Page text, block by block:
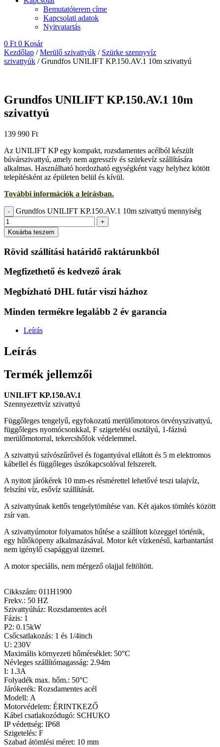
Bemutatóterem címe
Kapcsolati adatok
Nyitvatartás
0 Ft 0 Kosár
Kezdőlap /Merülő szivattyúk / Szürke szennyvíz
szivattyúk / Grundfos UNILIFT KP.150.AV.1 10m szivattyú
Grundfos UNILIFT KP.150.AV.1 10m
szivattyú
139 990 Ft
Az UNILIFT KP egy kompakt, rozsdamentes acélból készült
búvárszivattyú, amely nem agresszív és szürkevíz szállítására
alkalmas. Használható hordozható egységként vagy helyhez kötött
telepítésként az épületen belül és kívül.
További információk a leírásban.
- Grundfos UNILIFT KP.150.AV.1 10m szivattyú mennyiség
+
Kosárba teszem
Rövid szállítási határidő raktárunkból
Megfizethető és kedvező árak
Megbízható DHL futár viszi házhoz
Minden termékre legalább 2 év garancia
Leírás
Leírás
Termék jellemzői
UNILIFT KP.150.AV.1
Szennyezettvíz szivattyú
Függőleges tengelyű, egyfokozatú merülőmotoros örvényszivattyú,
függőleges nyomócsonkkal, F szigetelési osztályú, 1-fázisú
merülőmotorral, tekercshőfok védelemmel.
A szivattyú szívószűrővel és fogantyúval ellátott és 5 m elektromos
kábellel és függőleges úszókapcsolóval felszerelt.
A nyitott járókérek 10 mm-es résmérettel lehetővé teszi talajvíz,
felszíni víz, esővíz szállítását.
A szivattyúnak kettős tengelytömítése van. Két ajakos tömítés között
zsír van.
A szivattyúmotor folyamatos hűtése a szállított közeggel történik,
egy hűtőköpeny alkalmazásával. Motor két vízkenésű, karbantartást
nem igénylő csapággyal üzemel.
A motor speciális, nem mérgező olajjal feltöltött.
Cikkszám: 011H1900
Frekv.: 50 HZ
Szivattyúház: Rozsdamentes acél
Fázis: 1
P2: 0.15kW
Csőcsatlakozás: 1 és 1/4inch
U: 230V
Maximális környezeti hőmérséklet: 50°C
Névleges szállítómagasság: 2.94m
I: 1.3A
Folyadék max. hőm.: 50°C
Járókerék: Rozsdamentes acél
Modell: A
Motorvédelem: ÉRINTKEZŐ
Kábel csatlakozódugó: SCHUKO
IP védettség: IP68
Szigetelés: F
Szabad átömlési méret: 10 mm